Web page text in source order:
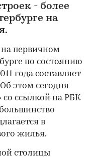
- более
на
первичном
по состоянию
года составляет
этом сегодня
со ссылкой на РБК
в
жилья.
столицы